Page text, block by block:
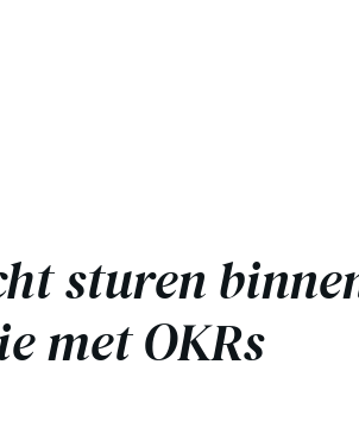
sturen
met OKRs